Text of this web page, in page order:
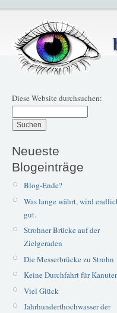
Diese Website durchsuchen:
Neueste
Blogeinträge
Blog-Ende?
Was lange währt, wird
gut.
Strohner Brücke auf der
Zielgeraden
Die Messerbrücke zu Strohn
Keine Durchfahrt für
Viel Glück
Jahrhunderthochwasser der